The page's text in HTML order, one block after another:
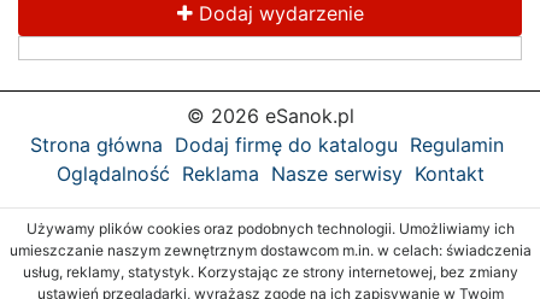
Dodaj wydarzenie
© 2026 eSanok.pl
Strona główna Dodaj firmę do katalogu Regulamin
Oglądalność Reklama Nasze serwisy Kontakt
Używamy plików cookies oraz podobnych technologii. Umożliwiamy ich
umieszczanie naszym zewnętrznym dostawcom m.in. w celach: świadczenia
usług, reklamy, statystyk. Korzystając ze strony internetowej, bez zmiany
ustawień przeglądarki, wyrażasz zgodę na ich zapisywanie w Twoim